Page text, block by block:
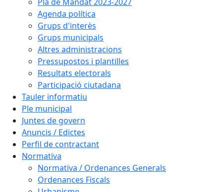
Agenda política
Grups d'interès
Grups municipals
Altres administracions
Pressupostos i plantilles
Resultats electorals
Participació ciutadana
Tauler informatiu
Ple municipal
Juntes de govern
Anuncis / Edictes
Perfil de contractant
Normativa
Normativa / Ordenances Generals
Ordenances Fiscals